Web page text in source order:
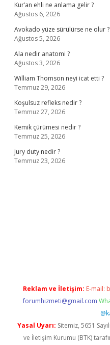
Kur’an ehli ne anlama gelir ?
Ağustos 6, 2026
Avokado yüze sürülürse ne olur ?
Ağustos 5, 2026
Ala nedir anatomi ?
Ağustos 3, 2026
William Thomson neyi icat etti ?
Temmuz 29, 2026
Koşulsuz refleks nedir ?
Temmuz 27, 2026
Kemik çürümesi nedir ?
Temmuz 25, 2026
Jury duty nedir ?
Temmuz 23, 2026
Reklam ve İletişim: E-mail:
forumhizmeti@gmail.com
Yasal Uyarı: Sitemiz, 5651
ve İletişim Kurumu (BTK)